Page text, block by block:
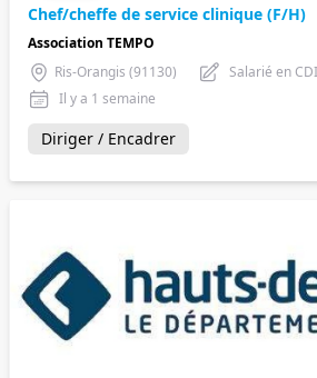
Chef/cheffe de service clinique (F/H)
Association TEMPO
Ris-Orangis (91130)
Salarié en CDI
Il y a 1 semaine
Diriger / Encadrer